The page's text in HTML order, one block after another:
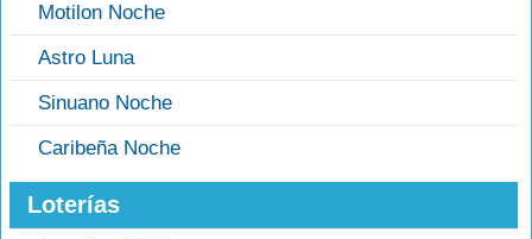
Motilon Noche
Astro Luna
Sinuano Noche
Caribeña Noche
Loterías